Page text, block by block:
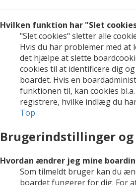
Hvilken funktion har "Slet
"Slet cookies" sletter alle
Hvis du har problemer med at
det hjælpe at slette
cookies til at identificere dig
boardet. Hvis en
funktionen til, kan cookies
registrere, hvilke indlæg du
Top
Brugerindstillinger
Hvordan ændrer jeg mine
Som tilmeldt bruger kan du
boardet fungerer for dig. For